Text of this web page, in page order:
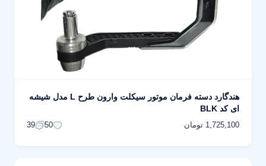
هندگارد دسته فرمان موتور سیکلت وارون طرح L مدل شیشه
ای کد BLK
1,725,100 تومان 50
39